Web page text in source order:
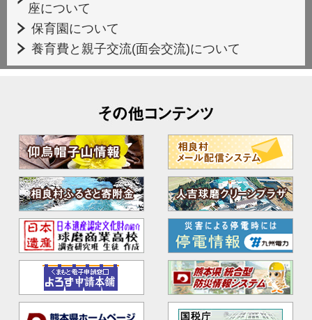
座について
保育園について
養育費と親子交流(面会交流)について